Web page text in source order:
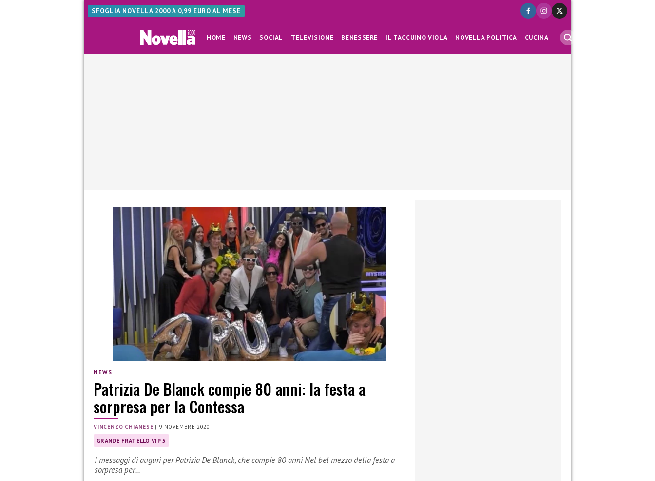
SFOGLIA NOVELLA 2000 A 0,99 EURO AL MESE
HOME NEWS SOCIAL TELEVISIONE BENESSERE IL TACCUINO VIOLA NOVELLA POLITICA CUCINA
NEWS
Patrizia De Blanck compie 80 anni: la festa a
sorpresa per la Contessa
VINCENZO CHIANESE | 9 NOVEMBRE 2020
GRANDE FRATELLO VIP 5
I messaggi di auguri per Patrizia De Blanck, che compie 80 anni Nel bel mezzo della festa a
sorpresa per…